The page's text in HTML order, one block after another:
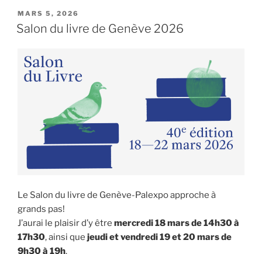
PUBLIÉ
LE
MARS 5, 2026
Salon du livre de Genève 2026
Le Salon du livre de Genève-Palexpo approche à
grands pas!
J’aurai le plaisir d’y être mercredi 18 mars de 14h30 à
17h30, ainsi que jeudi et vendredi 19 et 20 mars de
9h30 à 19h.